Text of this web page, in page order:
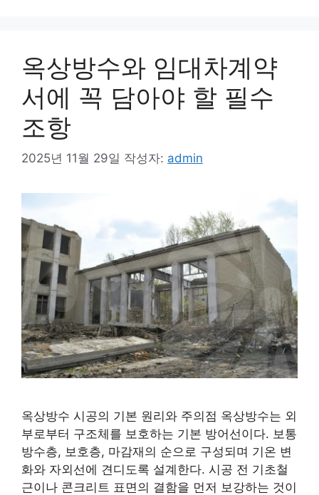
옥상방수와 임대차계약
서에 꼭 담아야 할 필수
조항
2025년 11월 29일 작성자: admin
옥상방수 시공의 기본 원리와 주의점 옥상방수는 외
부로부터 구조체를 보호하는 기본 방어선이다. 보통
방수층, 보호층, 마감재의 순으로 구성되며 기온 변
화와 자외선에 견디도록 설계한다. 시공 전 기초철
근이나 콘크리트 표면의 결함을 먼저 보강하는 것이